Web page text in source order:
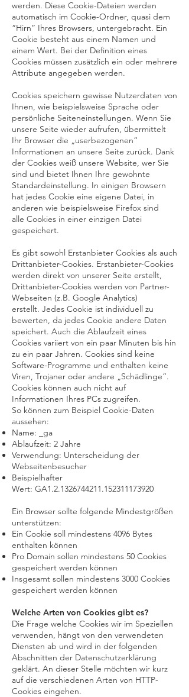
werden. Diese Cookie-Dateien werden
automatisch im Cookie-Ordner, quasi dem
“Hirn” Ihres Browsers, untergebracht. Ein
Cookie besteht aus einem Namen und
einem Wert. Bei der Definition eines
Cookies müssen zusätzlich ein oder mehrere
Attribute angegeben werden.
Cookies speichern gewisse Nutzerdaten von
Ihnen, wie beispielsweise Sprache oder
persönliche Seiteneinstellungen. Wenn Sie
unsere Seite wieder aufrufen, übermittelt
Ihr Browser die „userbezogenen“
Informationen an unsere Seite zurück. Dank
der Cookies weiß unsere Website, wer Sie
sind und bietet Ihnen Ihre gewohnte
Standardeinstellung. In einigen Browsern
hat jedes Cookie eine eigene Datei, in
anderen wie beispielsweise Firefox sind
alle Cookies in einer einzigen Datei
gespeichert.
Es gibt sowohl Erstanbieter Cookies als auch
Drittanbieter-Cookies. Erstanbieter-Cookies
werden direkt von unserer Seite erstellt,
Drittanbieter-Cookies werden von Partner-
Webseiten (z.B. Google Analytics)
erstellt. Jedes Cookie ist individuell zu
bewerten, da jedes Cookie andere Daten
speichert. Auch die Ablaufzeit eines
Cookies variiert von ein paar Minuten bis hin
zu ein paar Jahren. Cookies sind keine
Software-Programme und enthalten keine
Viren, Trojaner oder andere „Schädlinge“.
Cookies können auch nicht auf
Informationen Ihres PCs zugreifen.
So können zum Beispiel Cookie-Daten
aussehen:
Name: _ga
Ablaufzeit: 2 Jahre
Verwendung: Unterscheidung der
Webseitenbesucher
Beispielhafter
Wert: GA1.2.1326744211.152311173920
Ein Browser sollte folgende Mindestgrößen
unterstützen:
Ein Cookie soll mindestens 4096 Bytes
enthalten können
Pro Domain sollen mindestens 50 Cookies
gespeichert werden können
Insgesamt sollen mindestens 3000 Cookies
gespeichert werden können
Welche Arten von Cookies gibt es?
Die Frage welche Cookies wir im Speziellen
verwenden, hängt von den verwendeten
Diensten ab und wird in der folgenden
Abschnitten der Datenschutzerklärung
geklärt. An dieser Stelle möchten wir kurz
auf die verschiedenen Arten von HTTP-
Cookies eingehen.